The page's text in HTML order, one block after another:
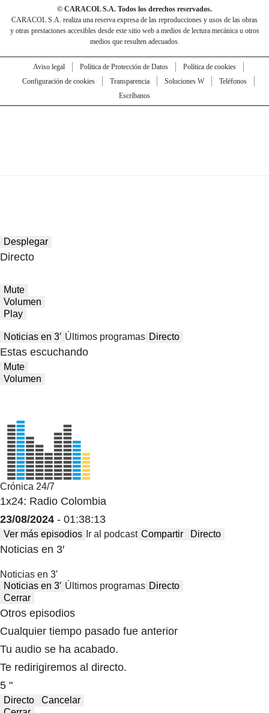
© CARACOL S.A. Todos los derechos reservados.
CARACOL S.A. realiza una reserva expresa de las reproducciones y usos de las obras
y otras prestaciones accesibles desde este sitio web a medios de lectura mecánica u otros
medios que resulten adecuados.
Aviso legal Política de Protección de Datos
Política de cookies
Configuración de cookies
Transparencia Soluciones W
Teléfonos
Escríbanos
Desplegar
Directo
Mute
Volumen
Play
Noticias en 3′ Últimos programas Directo
Estas escuchando
Mute
Volumen
Crónica 24/7
1x24: Radio Colombia
23/08/2024 - 01:38:13
Ver más episodios Ir al podcast Compartir Directo
Noticias en 3′
Noticias en 3′
Noticias en 3′ Últimos programas Directo
Cerrar
Otros episodios
Cualquier tiempo pasado fue anterior
Tu audio se ha acabado.
Te redirigiremos al directo.
5 "
Directo
Cancelar